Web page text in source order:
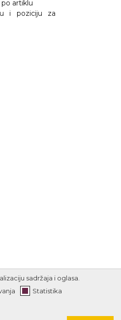
artiklu
i poziciju za
sadržaja i oglasa.
Statistika